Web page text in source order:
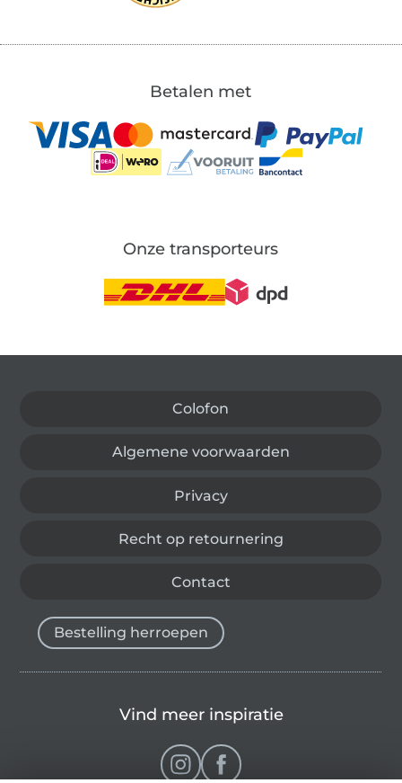
Betalen met
Onze transporteurs
Colofon
Algemene voorwaarden
Privacy
Recht op retournering
Contact
Bestelling herroepen
Vind meer inspiratie